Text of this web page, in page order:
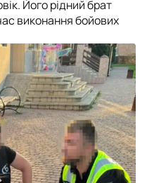
Його рідний брат
виконання бойових